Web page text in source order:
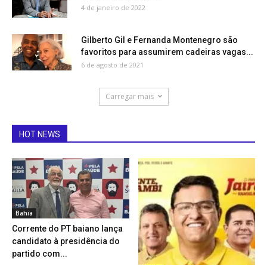
4 de janeiro de 2022
Gilberto Gil e Fernanda Montenegro são
favoritos para assumirem cadeiras vagas...
6 de agosto de 2021
Carregar mais
HOT NEWS
Bahia
Corrente do PT baiano lança
candidato à presidência do
partido com...